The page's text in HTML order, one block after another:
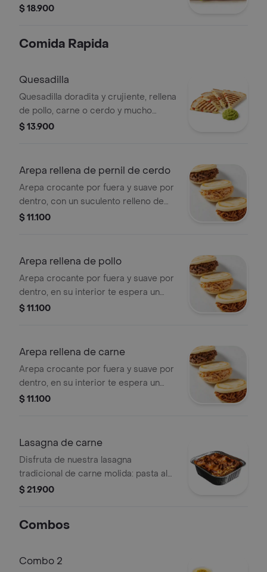
salsas, tamaño gigante.
$ 18.900
Comida Rapida
Quesadilla
Quesadilla doradita y crujiente, rellena
de pollo, carne o cerdo y mucho
queso mozzarella derretido. ¡la
$ 13.900
Arepa rellena de pernil de cerdo
Arepa crocante por fuera y suave por
dentro, con un suculento relleno de
pierna de cerdo, marinada y cocinada
despiertan tus sentidos.
$ 11.100
Arepa rellena de pollo
Arepa crocante por fuera y suave por
dentro, en su interior te espera un
relleno de pollo desmechado, cocido
$ 11.100
Arepa rellena de carne
Arepa crocante por fuera y suave por
dentro, en su interior te espera un
relleno de carne desmechada, cocido
$ 11.100
Lasagna de carne
Disfruta de nuestra lasagna
tradicional de carne molida: pasta al
dente en capas, bañada en salsa
con pan de ajo. caliente, doradita y
buena pasta.
$ 21.900
Combos
Combo 2